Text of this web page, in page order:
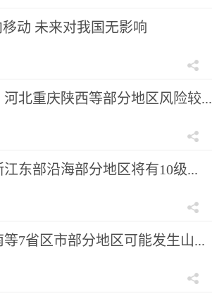
动 未来对我国无影响
北重庆陕西等部分地区风险较...
东部沿海部分地区将有10级...
7省区市部分地区可能发生山...